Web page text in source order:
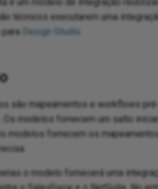
técnicos executarem uma
Design Studio
são mapeamentos e workflows
Os modelos fornecem um salto
modelos fornecem os
o modelo fornecerá uma